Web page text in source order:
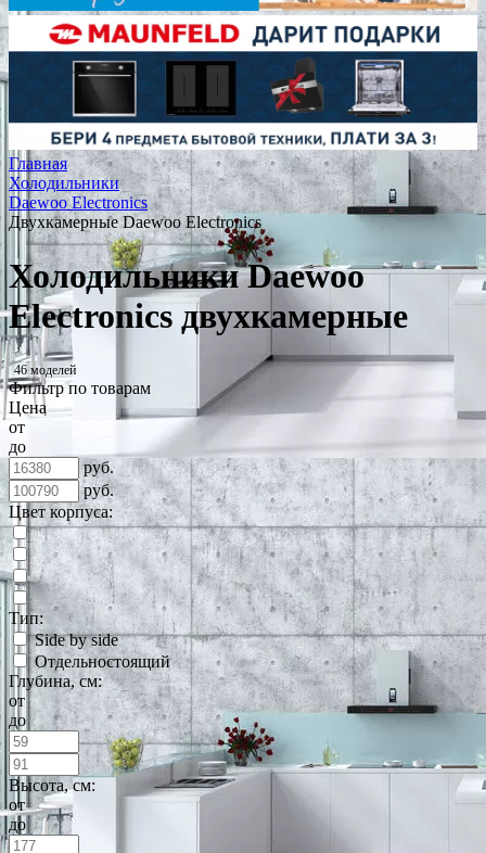
Главная
Холодильники
Daewoo Electronics
Двухкамерные Daewoo Electronics
Холодильники Daewoo
Electronics двухкамерные
46 моделей
Фильтр по товарам
Цена
от
до
руб.
руб.
Цвет корпуса:
Тип:
Side by side
Отдельностоящий
Глубина, см:
от
до
Высота, см:
от
до